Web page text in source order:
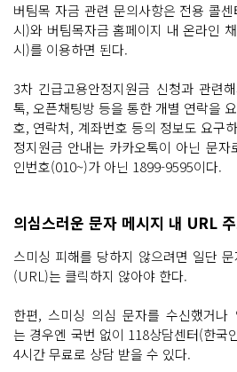
버팀목 자금 관련 문의사항은 전용 콜
시)와 버팀목자금 홈페이지 내 온라인
시)를 이용하면 된다.
3차 긴급고용안정지원금 신청과 관련
톡, 오픈채팅방 등을 통한 개별 연락을
호, 연락처, 계좌번호 등의 정보도 요구
정지원금 안내는 카카오톡이 아닌 문자
인번호(010~)가 아닌 1899-9595이다.
의심스러운 문자 메시지 내 URL
스미싱 피해를 당하지 않으려면 일단
(URL)는 클릭하지 않아야 한다.
한편, 스미싱 의심 문자를 수신했거
는 경우엔 국번 없이 118상담센터(한국
4시간 무료로 상담 받을 수 있다.